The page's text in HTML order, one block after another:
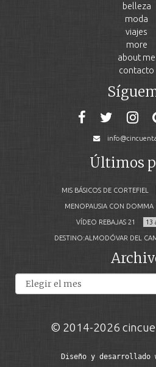
belleza
moda
viajes
more
about me
contacto
Últimos
MIS BÁSICOS DE CORTEFIEL
MENOPAUSIA CON DOMMA
VÍDEO REBAJAS 21 13
DESTINO:ALMODÓVAR DEL
© 2014-2026
Diseño y desarrollado